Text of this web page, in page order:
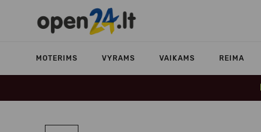
MOTERIMS VYRAMS VAIKAMS REIMA